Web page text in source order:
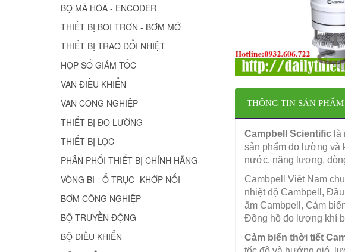
THÔNG TIN SẢN PHẨM
Campbell Scientificlà
sản phẩm đo lường và
nước, năng lượng,
Cambpell Việt Nam
nhiệt độ Cambpell,
ẩm Cambpell, Cảm
Đồng hồ đo lượng khí
Cảm biến thời tiết
BỘ MÃ HÓA - ENCODER
THIẾT BỊ BÔI TRƠN - BƠM MỠ
THIẾT BỊ TRAO ĐỔI NHIỆT
HỘP SỐ GIẢM TỐC
VAN ĐIỀU KHIỂN
VAN CÔNG NGHIỆP
THIẾT BỊ ĐO LƯỜNG
THIẾT BỊ LỌC
PHÂN PHỐI THIẾT BỊ CHÍNH HÃNG
VÒNG BI - Ổ TRỤC- KHỚP NỐI
BƠM CÔNG NGHIỆP
BỘ TRUYỀN ĐỘNG
BỘ ĐIỀU KHIỂN